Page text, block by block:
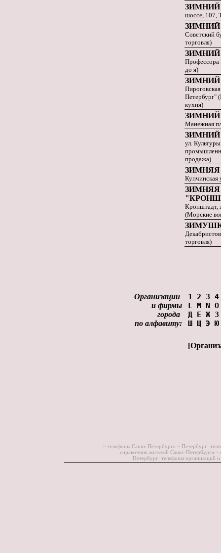
ЗИМНИЙ
шоссе, 107,
ЗИМНИЙ
Советский
торговля)
ЗИМНИЙ
Профессора
до я)
ЗИМНИЙ
Петербург"
кухня)
Манежная
ЗИМНИЙ
ул.
продажа)
Купчинская
ЗИМНЯЯ
Кронштадт,
(Морские
торговля)
Организации
и фирмы
города
по алфавиту:
1 2 3 4
L M N O
Д Е Ж З
Ш Щ Э Ю
[
~ телефоны Санкт-Петербурга ~ Петербург:
справочник жителей Санкт-Петербурга ~
Петербург: телефоны организаций